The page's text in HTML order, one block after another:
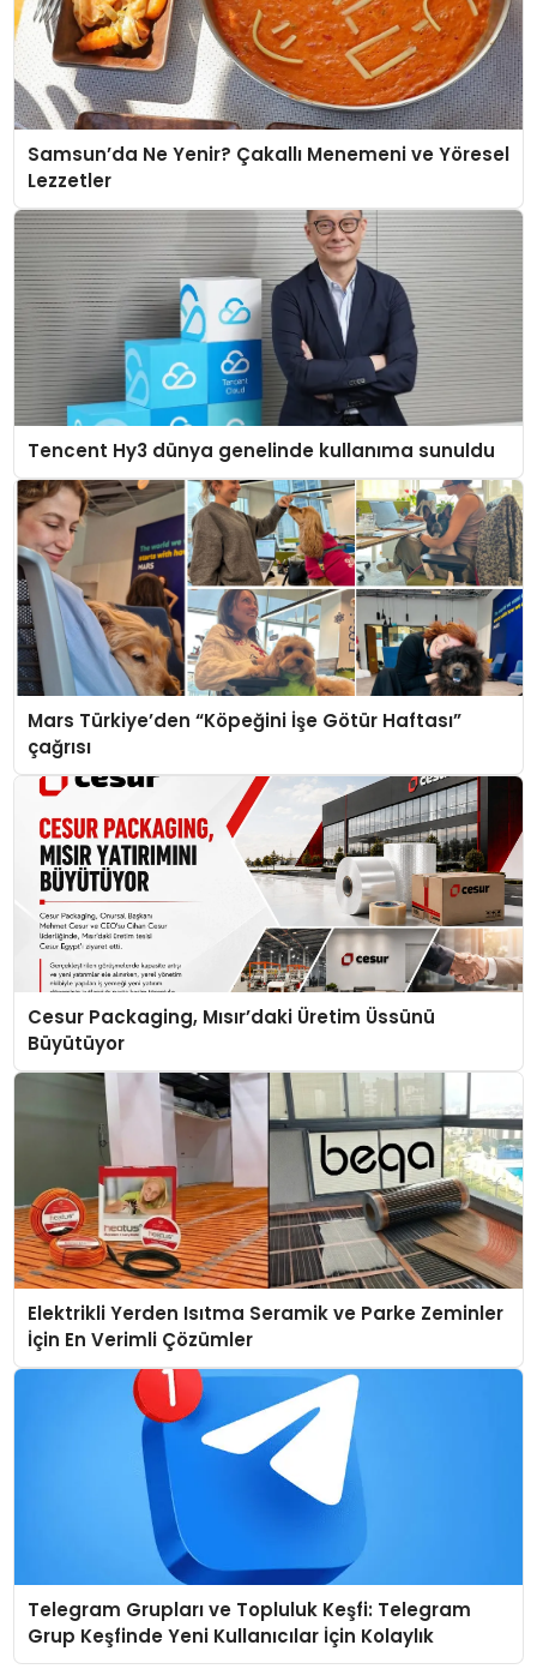
Samsun’da Ne Yenir? Çakallı Menemeni ve Yöresel
Lezzetler
Tencent Hy3 dünya genelinde kullanıma sunuldu
Mars Türkiye’den “Köpeğini İşe Götür Haftası”
çağrısı
Cesur Packaging, Mısır’daki Üretim Üssünü
Büyütüyor
Elektrikli Yerden Isıtma Seramik ve Parke Zeminler
İçin En Verimli Çözümler
Telegram Grupları ve Topluluk Keşfi: Telegram
Grup Keşfinde Yeni Kullanıcılar İçin Kolaylık